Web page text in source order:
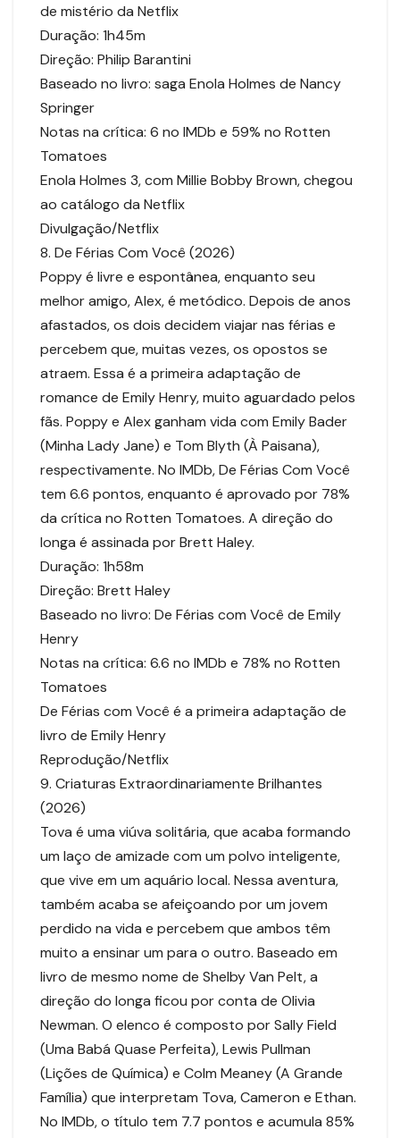
de mistério da Netflix
Duração: 1h45m
Direção: Philip Barantini
Baseado no livro: saga Enola Holmes de Nancy
Springer
Notas na crítica: 6 no IMDb e 59% no Rotten
Tomatoes
Enola Holmes 3, com Millie Bobby Brown, chegou
ao catálogo da Netflix
Divulgação/Netflix
8. De Férias Com Você (2026)
Poppy é livre e espontânea, enquanto seu
melhor amigo, Alex, é metódico. Depois de anos
afastados, os dois decidem viajar nas férias e
percebem que, muitas vezes, os opostos se
atraem. Essa é a primeira adaptação de
romance de Emily Henry, muito aguardado pelos
fãs. Poppy e Alex ganham vida com Emily Bader
(Minha Lady Jane) e Tom Blyth (À Paisana),
respectivamente. No IMDb, De Férias Com Você
tem 6.6 pontos, enquanto é aprovado por 78%
da crítica no Rotten Tomatoes. A direção do
longa é assinada por Brett Haley.
Duração: 1h58m
Direção: Brett Haley
Baseado no livro: De Férias com Você de Emily
Henry
Notas na crítica: 6.6 no IMDb e 78% no Rotten
Tomatoes
De Férias com Você é a primeira adaptação de
livro de Emily Henry
Reprodução/Netflix
9. Criaturas Extraordinariamente Brilhantes
(2026)
Tova é uma viúva solitária, que acaba formando
um laço de amizade com um polvo inteligente,
que vive em um aquário local. Nessa aventura,
também acaba se afeiçoando por um jovem
perdido na vida e percebem que ambos têm
muito a ensinar um para o outro. Baseado em
livro de mesmo nome de Shelby Van Pelt, a
direção do longa ficou por conta de Olivia
Newman. O elenco é composto por Sally Field
(Uma Babá Quase Perfeita), Lewis Pullman
(Lições de Química) e Colm Meaney (A Grande
Família) que interpretam Tova, Cameron e Ethan.
No IMDb, o título tem 7.7 pontos e acumula 85%